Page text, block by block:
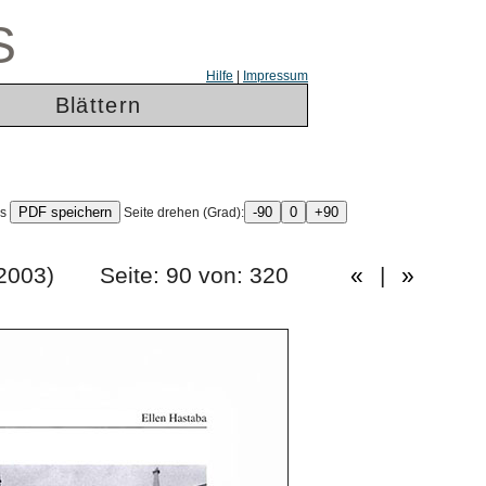
Hilfe Impressum
Blättern
Seite drehen (Grad):
2003) Seite: 90 von: 320 « | »